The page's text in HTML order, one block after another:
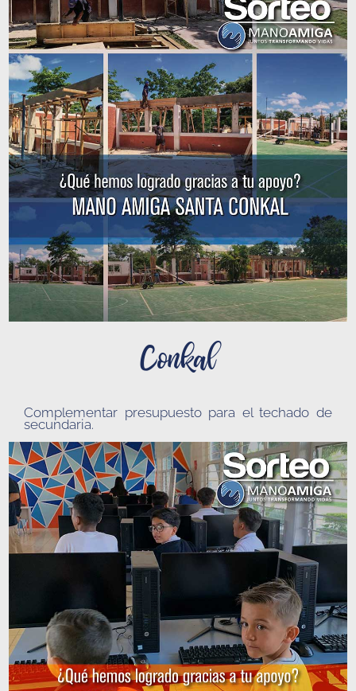
Conkal
Complementar presupuesto para el techado de
secundaria.